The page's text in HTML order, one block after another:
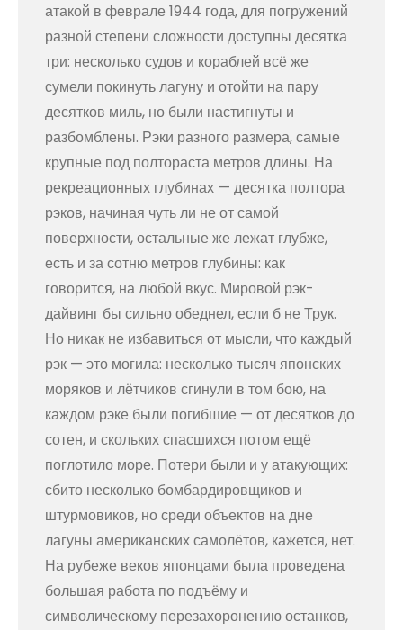
атакой в феврале 1944 года, для погружений
разной степени сложности доступны десятка
три: несколько судов и кораблей всё же
сумели покинуть лагуну и отойти на пару
десятков миль, но были настигнуты и
разбомблены. Рэки разного размера, самые
крупные под полтораста метров длины. На
рекреационных глубинах — десятка полтора
рэков, начиная чуть ли не от самой
поверхности, остальные же лежат глубже,
есть и за сотню метров глубины: как
говорится, на любой вкус. Мировой рэк-
дайвинг бы сильно обеднел, если б не Трук.
Но никак не избавиться от мысли, что каждый
рэк — это могила: несколько тысяч японских
моряков и лётчиков сгинули в том бою, на
каждом рэке были погибшие — от десятков до
сотен, и скольких спасшихся потом ещё
поглотило море. Потери были и у атакующих:
сбито несколько бомбардировщиков и
штурмовиков, но среди объектов на дне
лагуны американских самолётов, кажется, нет.
На рубеже веков японцами была проведена
большая работа по подъёму и
символическому перезахоронению останков,